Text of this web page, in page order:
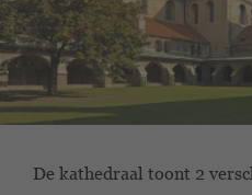
De kathedraal toont 2